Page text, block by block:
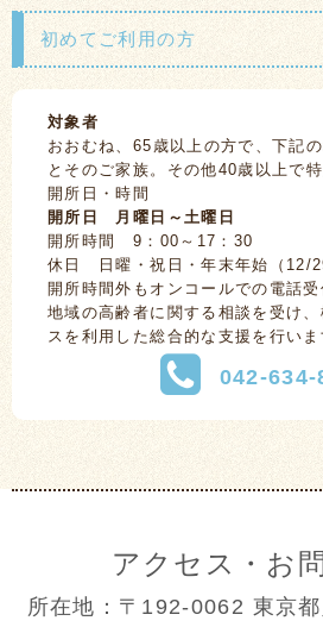
初めてご利用の方
対象者
おおむね、65歳以上の方で、下記
とそのご家族。その他40歳以上で
開所日・時間
開所日 月曜日～土曜日
開所時間 9：00～17：30
休日 日曜・祝日・年末年始（12/
開所時間外もオンコールでの電話受
地域の高齢者に関する相談を受け
スを利用した総合的な支援を行いま
042-634-
アクセス・お
所在地：〒192-0062 東京